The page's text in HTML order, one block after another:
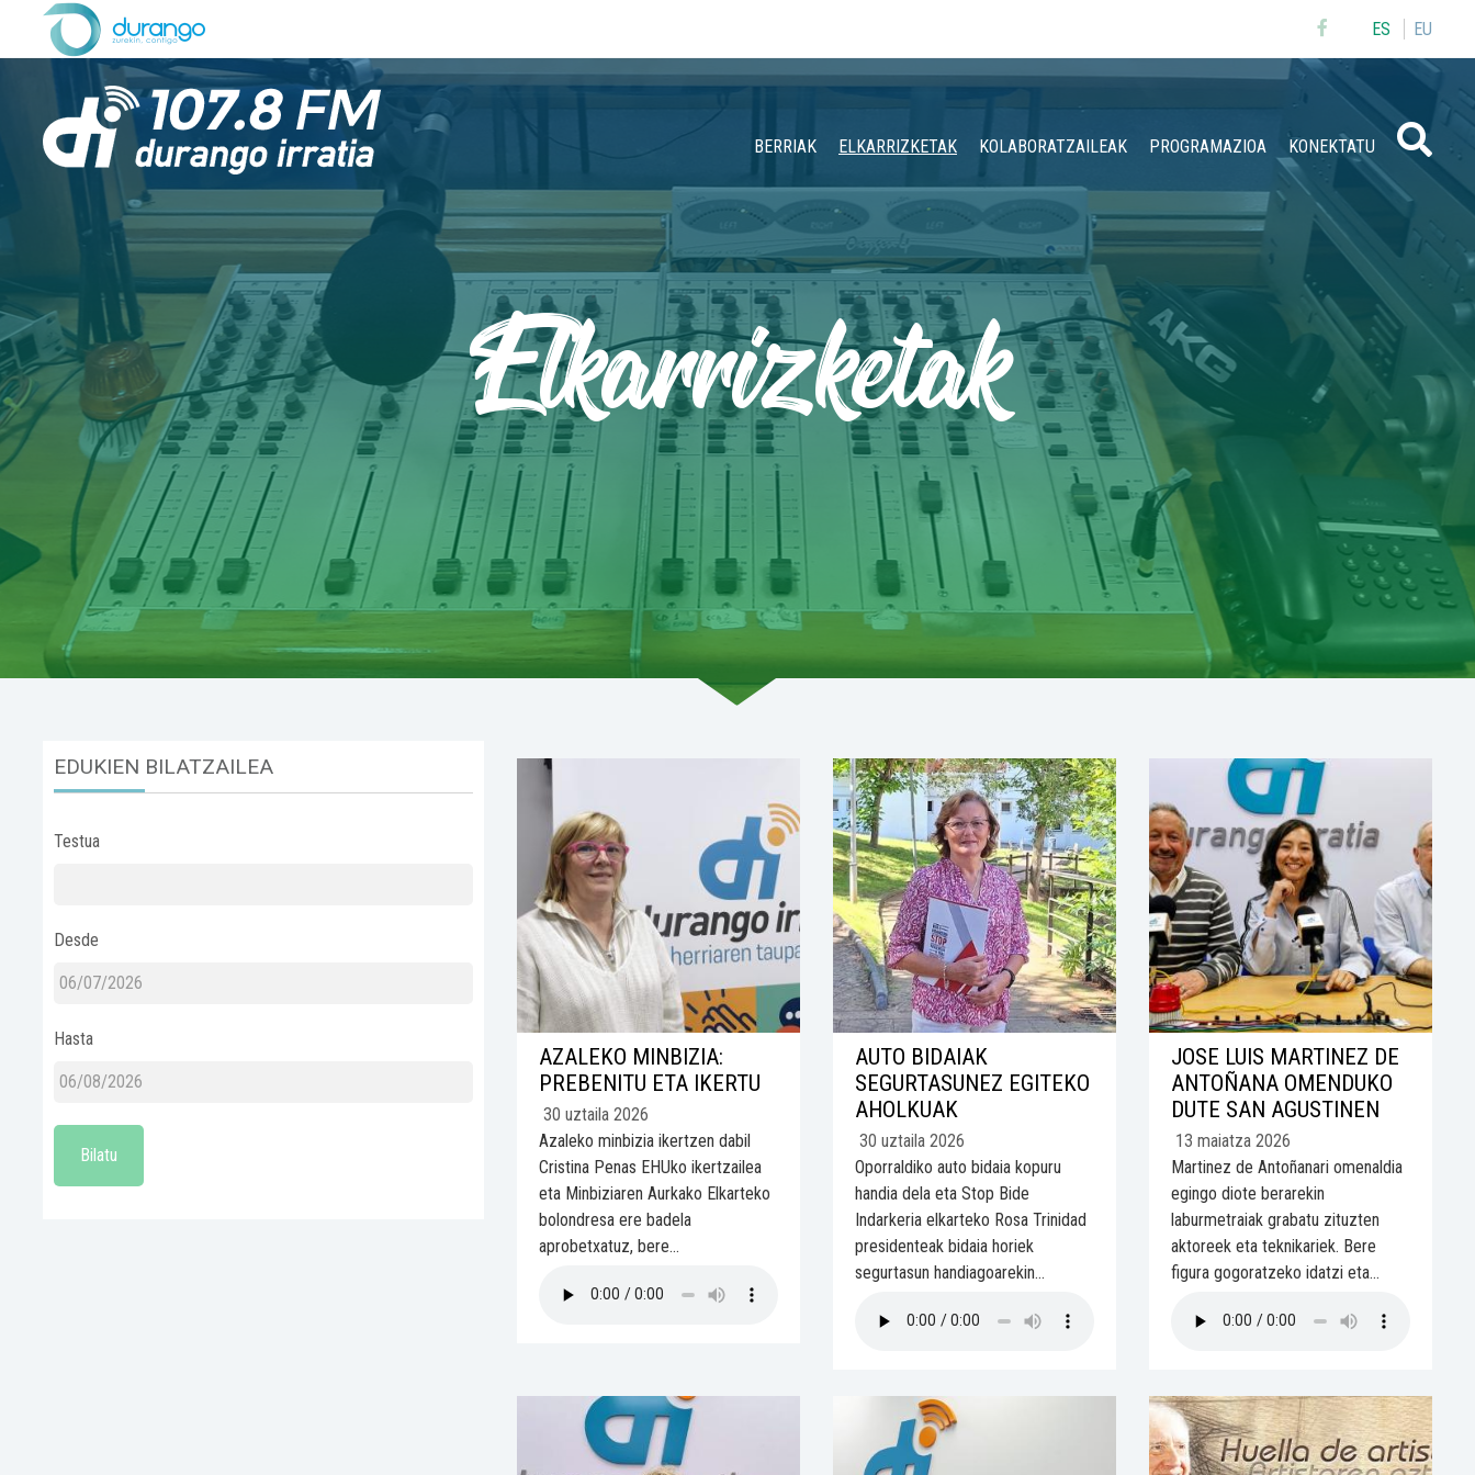
ES EU
BERRIAK ELKARRIZKETAK KOLABORATZAILEAK PROGRAMAZIOA KONEKTATU
Elkarrizketak
EDUKIEN BILATZAILEA
Testua
Desde
Hasta
Bilatu
AZALEKO MINBIZIA:
PREBENITU ETA IKERTU
30 uztaila 2026
Azaleko minbizia ikertzen dabil
Cristina Penas EHUko ikertzailea
eta Minbiziaren Aurkako Elkarteko
bolondresa ere badela
aprobetxatuz, bere...
AUTO BIDAIAK
SEGURTASUNEZ EGITEKO
AHOLKUAK
30 uztaila 2026
Oporraldiko auto bidaia kopuru
handia dela eta Stop Bide
Indarkeria elkarteko Rosa Trinidad
presidenteak bidaia horiek
segurtasun handiagoarekin...
JOSE LUIS MARTINEZ DE
ANTOÑANA OMENDUKO
DUTE SAN AGUSTINEN
13 maiatza 2026
Martinez de Antoñanari omenaldia
egingo diote berarekin
laburmetraiak grabatu zituzten
aktoreek eta teknikariek. Bere
figura gogoratzeko idatzi eta...